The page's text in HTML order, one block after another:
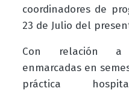
coordinadores de
23 de Julio del
Con relación a
enmarcadas en
práctica